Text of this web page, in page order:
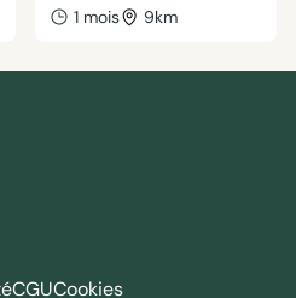
1 mois 9km
CGUCookies